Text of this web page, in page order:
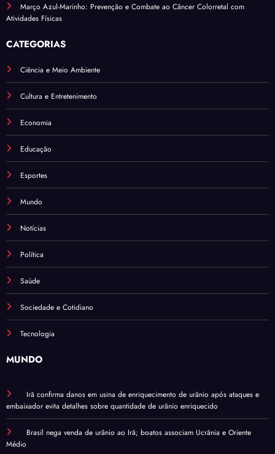
Março Azul-Marinho: Prevenção e Combate ao Câncer Colorretal com
Atividades Físicas
CATEGORIAS
Ciência e Meio Ambiente
Cultura e Entretenimento
Economia
Educação
Esportes
Mundo
Notícias
Política
Saúde
Sociedade e Cotidiano
Tecnologia
MUNDO
Irã confirma danos em usina de enriquecimento de urânio após ataques e
embaixador evita detalhes sobre quantidade de urânio enriquecido
Brasil nega venda de urânio ao Irã; boatos associam Ucrânia e Oriente
Médio